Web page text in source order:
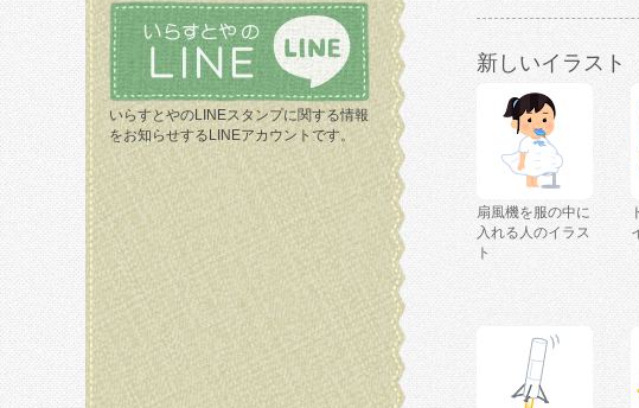
いらすとやのLINEスタンプに関する情報
をお知らせするLINEアカウントです。
新しいイラスト
扇風機を服の中に
入れる人のイラス
ト